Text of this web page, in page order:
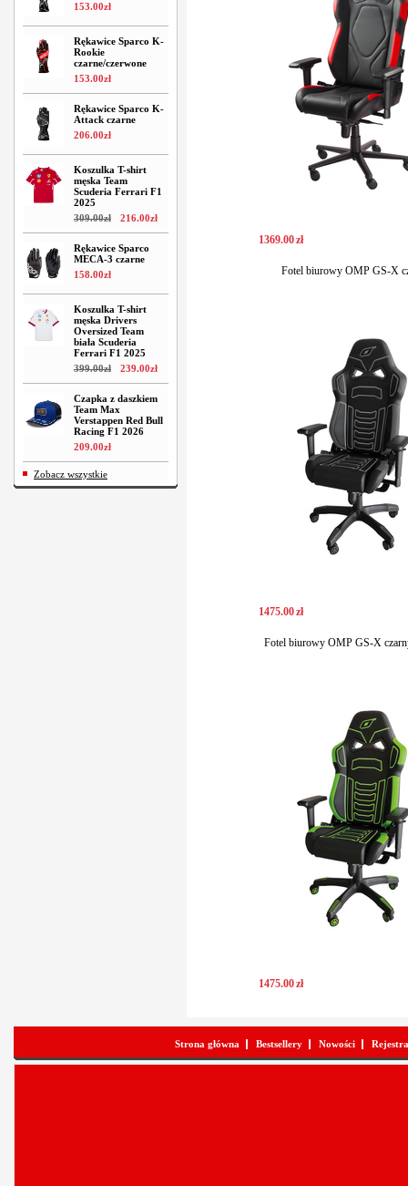
153.00zł
Rękawice Sparco K-
Rookie
czarne/czerwone
153.00zł
Rękawice Sparco K-
Attack czarne
206.00zł
Koszulka T-shirt
męska Team
Scuderia Ferrari F1
2025
309.00zł 216.00zł
Rękawice Sparco
MECA-3 czarne
158.00zł
Koszulka T-shirt
męska Drivers
Oversized Team
biała Scuderia
Ferrari F1 2025
399.00zł 239.00zł
Czapka z daszkiem
Team Max
Verstappen Red Bull
Racing F1 2026
209.00zł
Zobacz wszystkie
1369.00zł
Fotel biurowy OMP GS-X
1475.00zł
Fotel biurowy OMP GS-X
1475.00zł
Strona główna Bestsellery Nowości